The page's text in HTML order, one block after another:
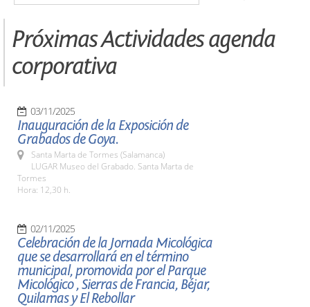
Próximas Actividades agenda
corporativa
03/11/2025
Inauguración de la Exposición de
Grabados de Goya.
Santa Marta de Tormes (Salamanca)
LUGAR Museo del Grabado. Santa Marta de
Tormes
Hora: 12,30 h.
02/11/2025
Celebración de la Jornada Micológica
que se desarrollará en el término
municipal, promovida por el Parque
Micológico , Sierras de Francia, Béjar,
Quilamas y El Rebollar